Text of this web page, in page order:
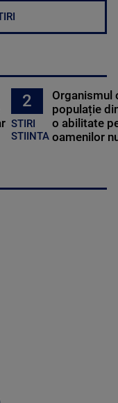
2
STIRI
STIINTA
Organismul
populație
o abilitate
oamenilor